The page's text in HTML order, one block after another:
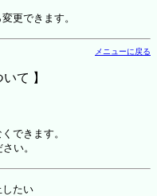
変更できます。
メニューに戻る
て 】
できます。
い。
したい